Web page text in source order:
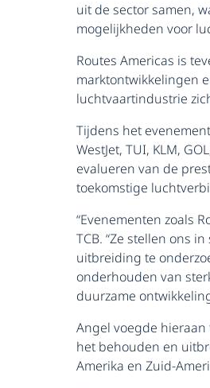
uit de sector samen,
mogelijkheden voor
Routes Americas is
marktontwikkelingen
luchtvaartindustrie
Tijdens het
WestJet, TUI, KLM,
evalueren van de
toekomstige
“Evenementen zoals
TCB. “Ze stellen ons
uitbreiding te
onderhouden van
duurzame
Angel voegde
het behouden en
Amerika en Zuid-